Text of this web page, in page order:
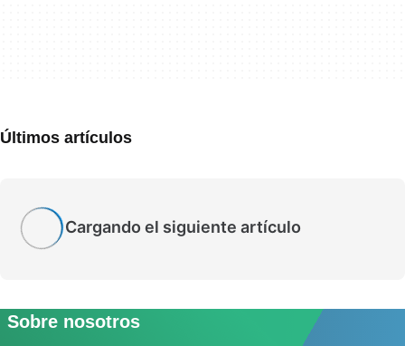
Últimos artículos
Cargando el siguiente artículo
Sobre nosotros